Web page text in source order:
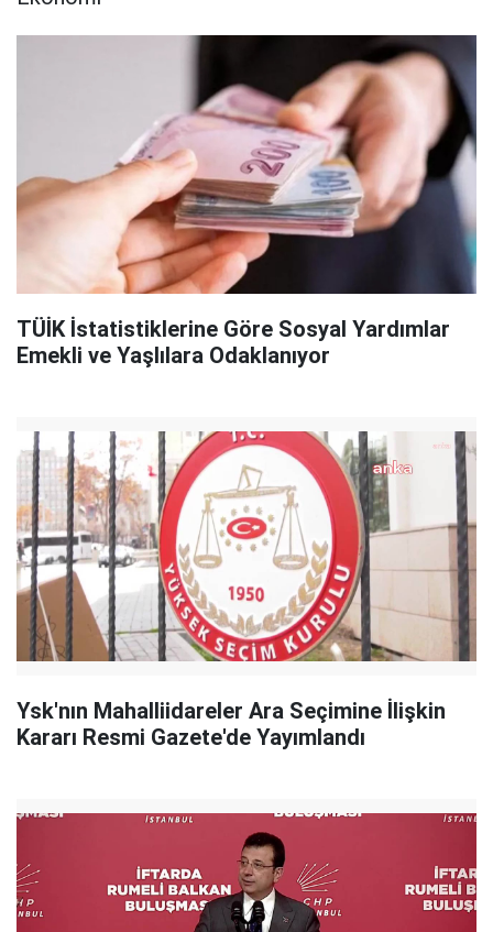
TÜİK İstatistiklerine Göre Sosyal Yardımlar
Emekli ve Yaşlılara Odaklanıyor
Ysk'nın Mahalliidareler Ara Seçimine İlişkin
Kararı Resmi Gazete'de Yayımlandı